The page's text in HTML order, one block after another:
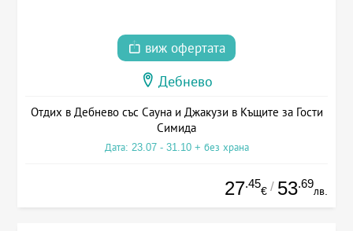
виж офертата
Дебнево
Отдих в Дебнево със Сауна и Джакузи в Къщите за Гости
Симида
Дата: 23.07 - 31.10 + без храна
27.45
€ / 53.69
лв.